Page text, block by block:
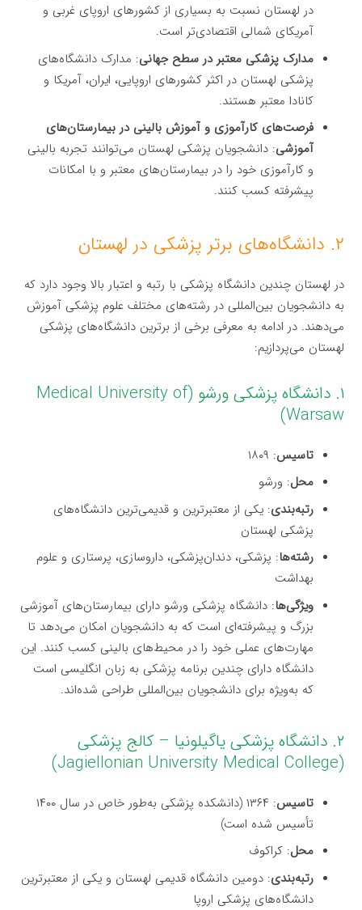
در لهستان نسبت به بسیاری از کشورهای اروپای غربی و
آمریکای شمالی اقتصادی‌تر است.
مدارک پزشکی معتبر در سطح جهانی: مدارک دانشگاه‌های
پزشکی لهستان در اکثر کشورهای اروپایی، ایران، آمریکا و
کانادا معتبر هستند.
فرصت‌های کارآموزی و آموزش بالینی در بیمارستان‌های
آموزشی: دانشجویان پزشکی لهستان می‌توانند تجربه بالینی
و کارآموزی خود را در بیمارستان‌های معتبر و با امکانات
پیشرفته کسب کنند.
۲. دانشگاه‌های برتر پزشکی در لهستان
در لهستان چندین دانشگاه پزشکی با رتبه و اعتبار بالا وجود دارد که
به دانشجویان بین‌المللی در رشته‌های مختلف علوم پزشکی آموزش
می‌دهند. در ادامه به معرفی برخی از برترین دانشگاه‌های پزشکی
لهستان می‌پردازیم:
۱. دانشگاه پزشکی ورشو (Medical University of
Warsaw)
تاسیس: ۱۸۰۹
محل: ورشو
رتبه‌بندی: یکی از معتبرترین و قدیمی‌ترین دانشگاه‌های
پزشکی لهستان
رشته‌ها: پزشکی، دندان‌پزشکی، داروسازی، پرستاری و علوم
بهداشت
ویژگی‌ها: دانشگاه پزشکی ورشو دارای بیمارستان‌های آموزشی
بزرگ و پیشرفته‌ای است که به دانشجویان امکان می‌دهد تا
مهارت‌های عملی خود را در محیط‌های بالینی کسب کنند. این
دانشگاه دارای چندین برنامه پزشکی به زبان انگلیسی است
که به‌ویژه برای دانشجویان بین‌المللی طراحی شده‌اند.
۲. دانشگاه پزشکی یاگیلونیا – کالج پزشکی
(Jagiellonian University Medical College)
تاسیس
: ۱۳۶۴ (دانشکده پزشکی به‌طور خاص در سال ۱۴۰۰
تأسیس شده است)
محل: کراکوف
رتبه‌بندی: دومین دانشگاه قدیمی لهستان و یکی از معتبرترین
دانشگاه‌های پزشکی اروپا